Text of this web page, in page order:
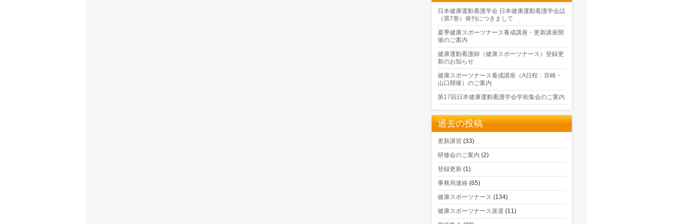
日本健康運動看護学会 日本健康運動看護学会誌
（第7巻）発刊につきまして
夏季健康スポーツナース養成講座・更新講座開
催のご案内
健康運動看護師（健康スポーツナース）登録更
新のお知らせ
健康スポーツナース養成講座（A日程：宮崎・
山口開催）のご案内
第17回日本健康運動看護学会学術集会のご案内
過去の投稿
更新講習 (33)
研修会のご案内 (2)
登録更新 (1)
事務局連絡 (65)
健康スポーツナース (134)
健康スポーツナース派遣 (11)